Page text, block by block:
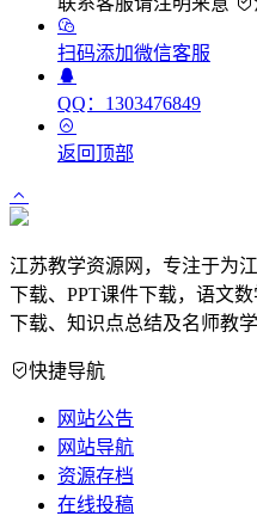
扫码添加微信客服
QQ：1303476849
返回顶部
江苏教学资源网，专注于为
下载、PPT课件下载，语文
下载、知识点总结及名师教
快捷导航
网站公告
网站导航
资源存档
在线投稿